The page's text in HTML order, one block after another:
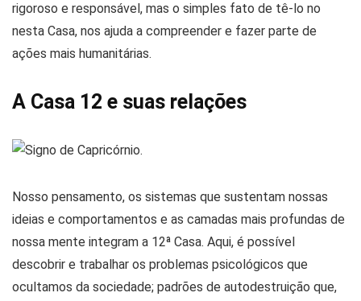
rigoroso e responsável, mas o simples fato de tê-lo no
nesta Casa, nos ajuda a compreender e fazer parte de
ações mais humanitárias.
A Casa 12 e suas relações
Nosso pensamento, os sistemas que sustentam nossas
ideias e comportamentos e as camadas mais profundas de
nossa mente integram a 12ª Casa. Aqui, é possível
descobrir e trabalhar os problemas psicológicos que
ocultamos da sociedade; padrões de autodestruição que,